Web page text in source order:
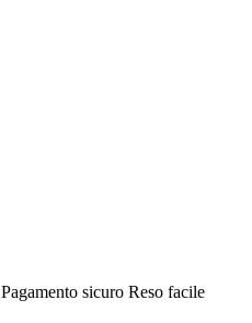
Pagamento sicuro Reso facile